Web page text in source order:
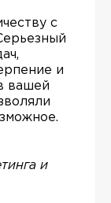
с
и
вашей
и